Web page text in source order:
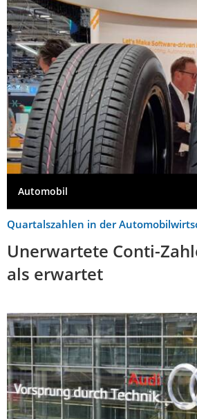
Automobil
Quartalszahlen in der
Unerwartete Conti-
als erwartet